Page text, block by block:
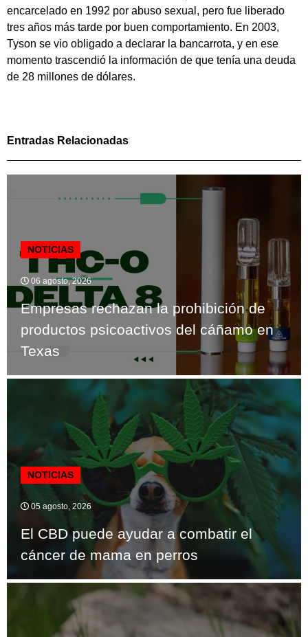
encarcelado en 1992 por abuso sexual, pero fue liberado
tres años más tarde por buen comportamiento. En 2003,
Tyson se vio obligado a declarar la bancarrota, y en ese
momento trascendió la información de que tenía una deuda
de 28 millones de dólares.
Entradas Relacionadas
NOTICIAS
06 agosto, 2026
Empresas rechazan la prohibición de
productos psicoactivos del cáñamo en
Texas
NOTICIAS
05 agosto, 2026
El CBD puede ayudar a combatir el
cáncer de mama en perros